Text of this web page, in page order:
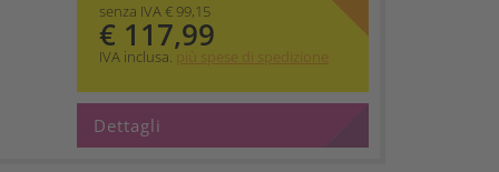
senza IVA € 99,15
€ 117,99
IVA inclusa. più spese di spedizione
Dettagli